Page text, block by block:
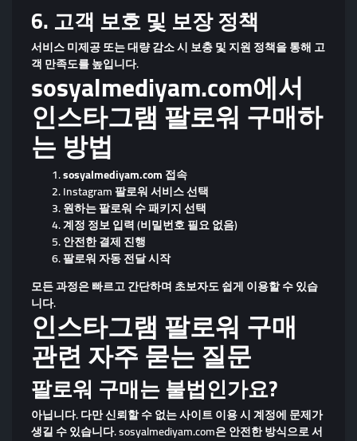
6. 고객 보호 및 보장 정책
서비스 미제공 또는 대량 감소 시 보충 및 지원 정책을 통해 고
객 만족도를 높입니다.
sosyalmediyam.com에서
인스타그램 팔로워 구매하
는 방법
sosyalmediyam.com 접속
Instagram 팔로워 서비스 선택
원하는 팔로워 수 패키지 선택
계정 정보 입력 (비밀번호 필요 없음)
안전한 결제 진행
팔로워 자동 전달 시작
모든 과정은 빠르고 간단하며 초보자도 쉽게 이용할 수 있습
니다.
인스타그램 팔로워 구매
관련 자주 묻는 질문
팔로워 구매는 불법인가요?
아닙니다. 다만 신뢰할 수 없는 사이트 이용 시 계정에 문제가
생길 수 있습니다. sosyalmediyam.com은 안전한 방식으로 서